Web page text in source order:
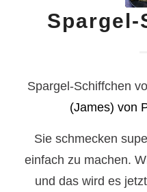
Spargel-Schiffchen
(James) von
Sie schmecken
einfach zu machen.
und das wird es